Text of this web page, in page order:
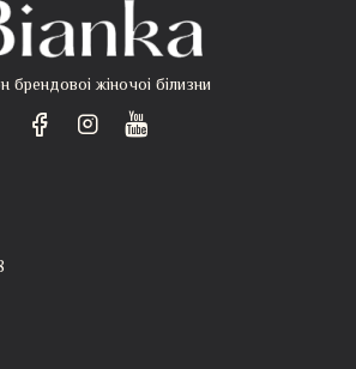
брендовоі жіночоі білизни